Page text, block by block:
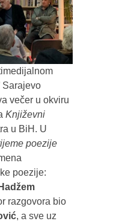
Sarajevo
večer u okviru
Književni
u BiH. U
poezije
poezije:
Hadžem
razgovora bio
, a sve uz